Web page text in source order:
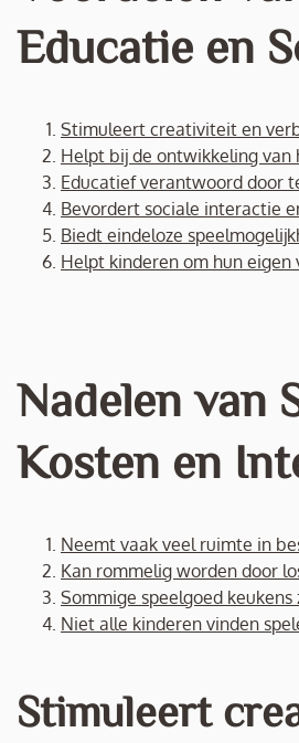
Educatie en
Stimuleert creativiteit en
Helpt bij de ontwikkeling van
Educatief verantwoord door
Bevordert sociale interactie
Biedt eindeloze
Helpt kinderen om hun
Nadelen van
Kosten en
Neemt vaak veel ruimte in
Kan rommelig worden door
Sommige speelgoed keukens
Niet alle kinderen vinden
Stimuleert